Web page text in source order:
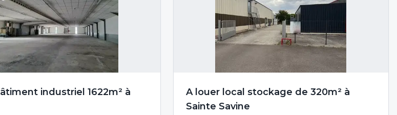
industriel 1622m² à
A louer local stockage de 320m² à
Sainte Savine